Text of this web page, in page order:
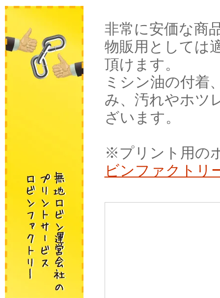
非常に安価な商
物販用としては
頂けます。
ミシン油の付着
み、汚れやホツ
ざいます。
※プリント用の
ビンファクトリ